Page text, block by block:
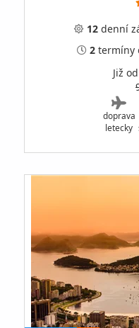
12 denní
2 termíny
Již
doprava
letecky